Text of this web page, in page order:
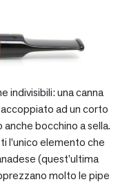
indivisibili: una canna
ad un corto
bocchino a sella.
l’unico elemento che
(quest’ultima
molto le pipe